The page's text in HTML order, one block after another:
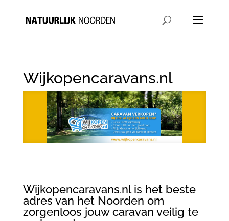
Wijkopencaravans.nl
Wijkopencaravans.nl is het beste
adres van het Noorden om
zorgenloos jouw caravan veilig te